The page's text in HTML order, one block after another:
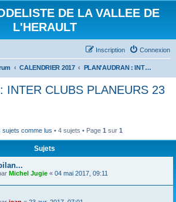
DE LA VALLEE DE
L'HERAULT
Connexion
Inscription
CALENDRIER 2017 PLAN'AUDRAN : INTER CLUBS PLANEURS 23 AVRIL 2017
INTER CLUBS PLANEURS 23
sujets comme lus • 4 sujets • Page 1 sur 1
Sujets
Michel Jugie « 04 mai 2017, 09:11